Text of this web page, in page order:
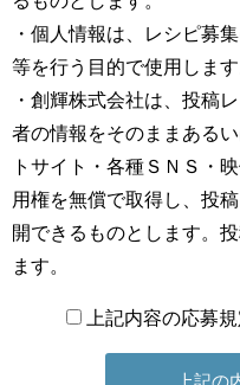
・個人情報は、レシピ募
等を行う目的で使用します
・創輝株式会社は、投稿
者の情報をそのままある
トサイト・各種ＳＮＳ・
用権を無償で取得し、投
開できるものとします。
ます。
上記内容の応募